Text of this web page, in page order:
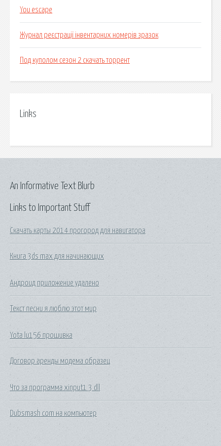
You escape
Журнал реєстрації інвентарних номерів зразок
Под куполом сезон 2 скачать торрент
Links
Links to Important Stuff
Скачать карты 2014 прогород для навигатора
Книга 3ds max для начинающих
Андроид приложение удалено
Текст песни я люблю этот мир
Yota lu156 прошивка
Договор аренды модема образец
Что за программа xinput1 3 dll
Dubsmash com на компьютер
An Informative Text Blurb